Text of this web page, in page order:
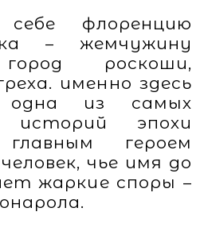
себе флоренцию
– жемчужину
город роскоши,
именно здесь
одна из самых
историй эпохи
главным героем
чье имя до
жаркие споры –